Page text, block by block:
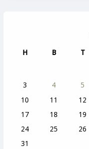
H
B T
3
4 5
10
11 12
17
18 19
24
25 26
31